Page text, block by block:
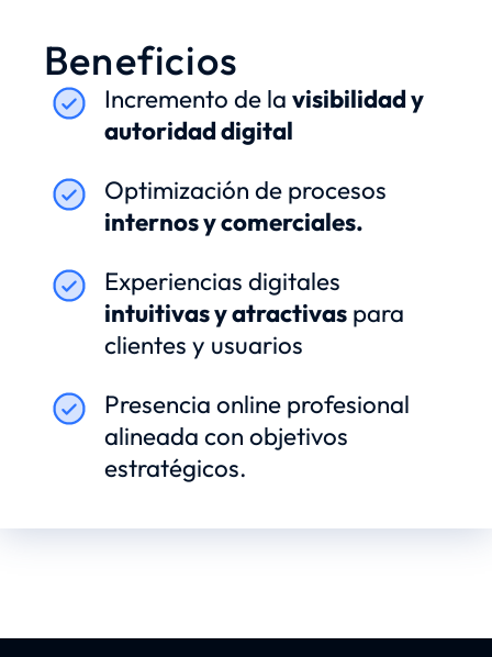
Beneficios
Incremento de la visibilidad y
autoridad digital
Optimización de procesos
internos y comerciales.
Experiencias digitales
intuitivas y atractivas para
clientes y usuarios
Presencia online profesional
alineada con objetivos
estratégicos.